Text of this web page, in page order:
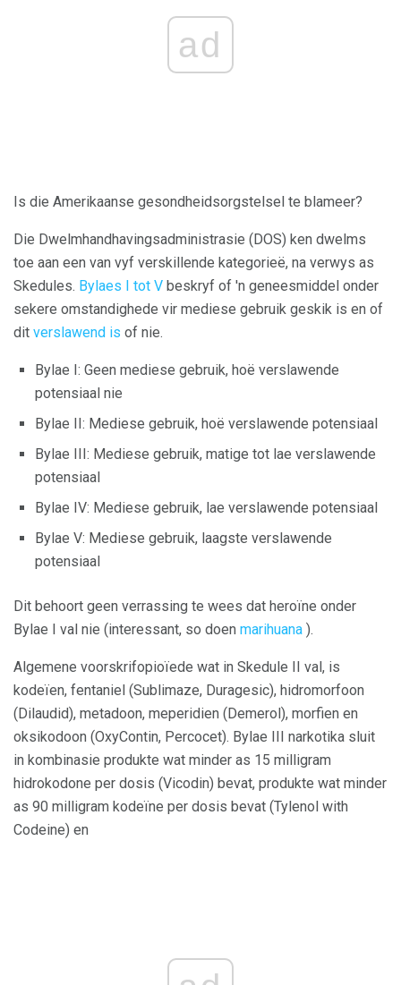
ad
Is die Amerikaanse gesondheidsorgstelsel te blameer?
Die Dwelmhandhavingsadministrasie (DOS) ken dwelms
toe aan een van vyf verskillende kategorieë, na verwys as
Skedules. Bylaes I tot V beskryf of 'n geneesmiddel onder
sekere omstandighede vir mediese gebruik geskik is en of
dit verslawend is of nie.
Bylae I: Geen mediese gebruik, hoë verslawende
potensiaal nie
Bylae II: Mediese gebruik, hoë verslawende potensiaal
Bylae III: Mediese gebruik, matige tot lae verslawende
potensiaal
Bylae IV: Mediese gebruik, lae verslawende potensiaal
Bylae V: Mediese gebruik, laagste verslawende
potensiaal
Dit behoort geen verrassing te wees dat heroïne onder
Bylae I val nie (interessant, so doen marihuana ).
Algemene voorskrifopioïede wat in Skedule II val, is
kodeïen, fentaniel (Sublimaze, Duragesic), hidromorfoon
(Dilaudid), metadoon, meperidien (Demerol), morfien en
oksikodoon (OxyContin, Percocet). Bylae III narkotika sluit
in kombinasie produkte wat minder as 15 milligram
hidrokodone per dosis (Vicodin) bevat, produkte wat minder
as 90 milligram kodeïne per dosis bevat (Tylenol with
Codeine) en